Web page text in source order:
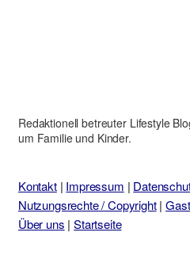
Redaktionell betreuter Lifestyle
um Familie und Kinder.
Kontakt| Impressum |
Nutzungsrechte / Copyright|
Über uns |Startseite